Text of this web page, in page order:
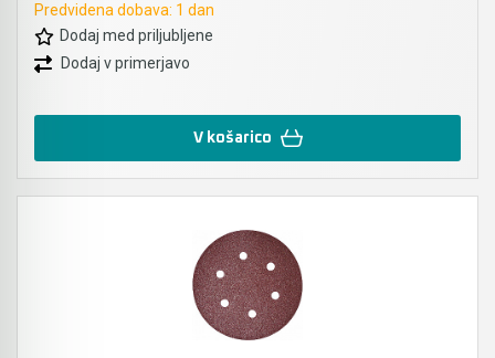
Predvidena dobava: 1 dan
Dodaj med priljubljene
Dodaj v primerjavo
V košarico